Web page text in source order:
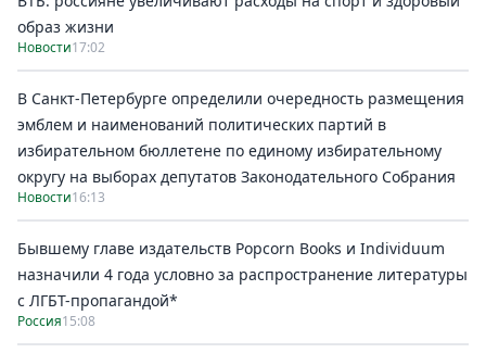
образ жизни
Новости17:02
В Санкт-Петербурге определили очередность размещения
эмблем и наименований политических партий в
избирательном бюллетене по единому избирательному
округу на выборах депутатов Законодательного Собрания
Новости16:13
Бывшему главе издательств Popcorn Books и Individuum
назначили 4 года условно за распространение литературы
с ЛГБТ-пропагандой*
Россия15:08